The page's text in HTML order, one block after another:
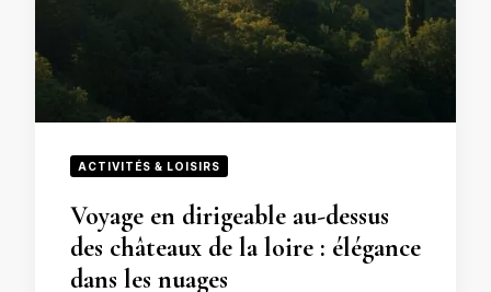
ACTIVITÉS & LOISIRS
Voyage en dirigeable au-dessus
des châteaux de la loire : élégance
dans les nuages